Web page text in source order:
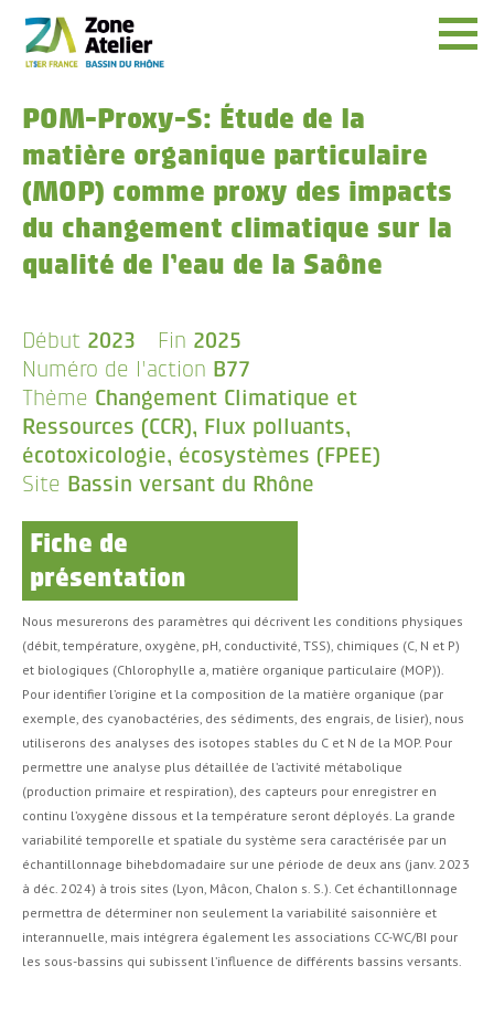
Menu
POM-Proxy-S: Étude de la
matière organique particulaire
(MOP) comme proxy des impacts
du changement climatique sur la
qualité de l’eau de la Saône
Début 2023 Fin 2025
Numéro de l'action B77
Thème Changement Climatique et
Ressources (CCR), Flux polluants,
écotoxicologie, écosystèmes (FPEE)
Site Bassin versant du Rhône
Fiche de
présentation
Nous mesurerons des paramètres qui décrivent les conditions physiques
(débit, température, oxygène, pH, conductivité, TSS), chimiques (C, N et P)
et biologiques (Chlorophylle a, matière organique particulaire (MOP)).
Pour identifier l’origine et la composition de la matière organique (par
exemple, des cyanobactéries, des sédiments, des engrais, de lisier), nous
utiliserons des analyses des isotopes stables du C et N de la MOP. Pour
permettre une analyse plus détaillée de l’activité métabolique
(production primaire et respiration), des capteurs pour enregistrer en
continu l’oxygène dissous et la température seront déployés. La grande
variabilité temporelle et spatiale du système sera caractérisée par un
échantillonnage bihebdomadaire sur une période de deux ans (janv. 2023
à déc. 2024) à trois sites (Lyon, Mâcon, Chalon s. S.). Cet échantillonnage
permettra de déterminer non seulement la variabilité saisonnière et
interannuelle, mais intégrera également les associations CC-WC/BI pour
les sous-bassins qui subissent l’influence de différents bassins versants.